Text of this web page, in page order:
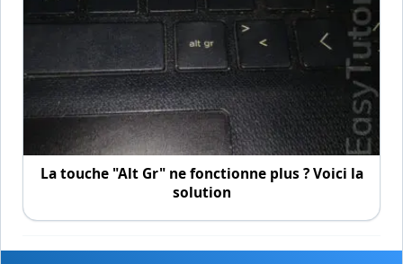
La touche "Alt Gr" ne fonctionne plus ? Voici la
solution